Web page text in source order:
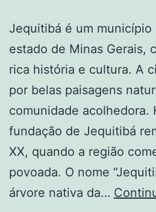
Jequitibá é um município
estado de Minas Gerais,
rica história e cultura. A
por belas paisagens
comunidade acolhedora.
fundação de Jequitibá
XX, quando a região
povoada. O nome
árvore nativa da…